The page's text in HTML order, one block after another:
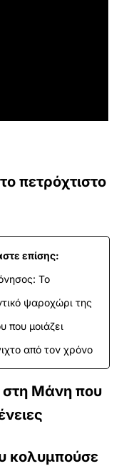
πετρόχτιστο
επίσης:
Το
ψαροχώρι της
που μοιάζει
από τον χρόνο
στη Μάνη που
κολυμπούσε